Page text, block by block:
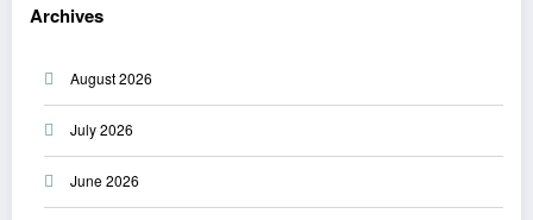
Archives
August 2026
July 2026
June 2026